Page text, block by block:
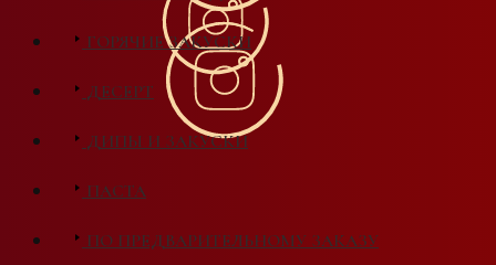
ГОРЯЧИЕ ЗАКУСКИ
ДЕСЕРТ
ДИПЫ И ЗАКУСКИ
ПАСТА
ПО ПРЕДВАРИТЕЛЬНОМУ ЗАКАЗУ